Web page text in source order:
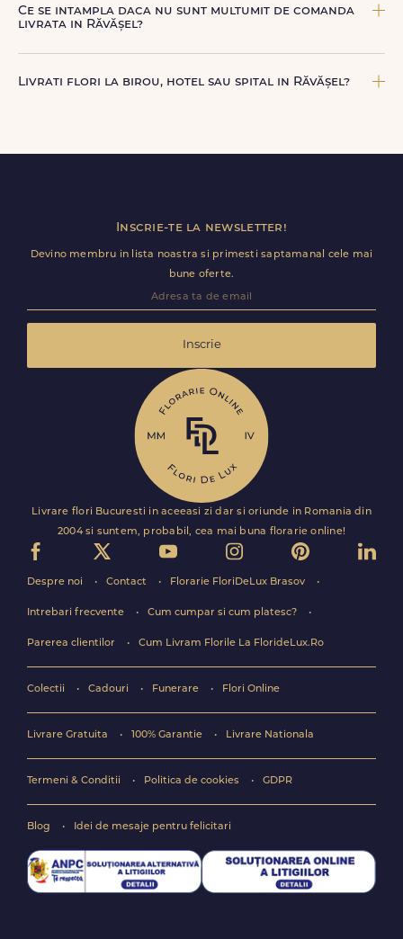
numarul de telefon oferit. Daca nu poate preda comanda,
te contactam pentru o solutie rapida (reprogramare sau
Ce se intampla daca nu sunt multumit de comanda
livrata in Răvășel?
astfel incat poti comanda fara griji.
Livrati flori la birou, hotel sau spital in Răvășel?
utile (nume receptie, etaj, salon) ca livrarea sa decurga
Inscrie-te la newsletter!
Devino membru in lista noastra si primesti saptamanal cele mai
bune oferte.
Inscrie
Livrare flori Bucuresti in aceeasi zi dar si oriunde in Romania din
2004 si suntem, probabil, cea mai buna florarie online!
Despre noi Contact Florarie FloriDeLux Brasov
Intrebari frecvente Cum cumpar si cum platesc?
Parerea clientilor Cum Livram Florile La FlorideLux.Ro
Colectii Cadouri Funerare Flori Online
Livrare Gratuita 100% Garantie Livrare Nationala
Termeni & Conditii Politica de cookies GDPR
Blog Idei de mesaje pentru felicitari